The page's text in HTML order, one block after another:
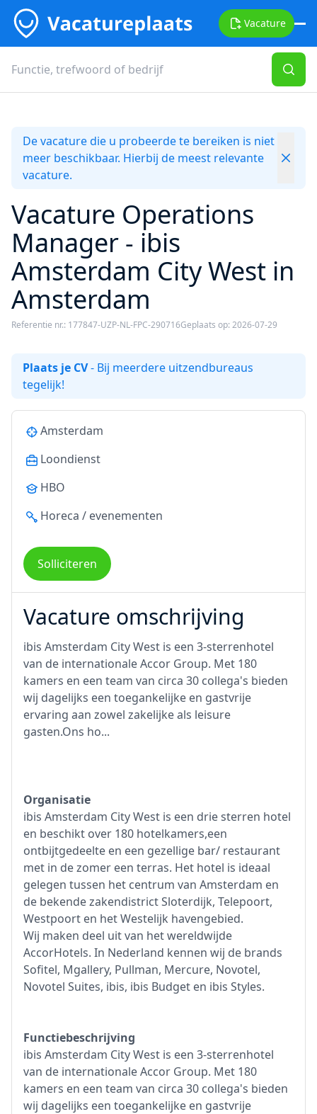
Vacature
De vacature die u probeerde te bereiken is niet
meer beschikbaar. Hierbij de meest relevante
vacature.
Vacature Operations
Manager - ibis
Amsterdam City West in
Amsterdam
Referentie nr.: 177847-UZP-NL-FPC-290716Geplaats op: 2026-07-29
Plaats je CV- Bij meerdere uitzendbureaus
tegelijk!
Amsterdam
Loondienst
HBO
Horeca / evenementen
Solliciteren
Vacature omschrijving
ibis Amsterdam City West is een 3-sterrenhotel
van de internationale Accor Group. Met 180
kamers en een team van circa 30 collega's bieden
wij dagelijks een toegankelijke en gastvrije
ervaring aan zowel zakelijke als leisure
gasten.Ons ho...
Organisatie
ibis Amsterdam City West is een drie sterren hotel
en beschikt over 180 hotelkamers,een
ontbijtgedeelte en een gezellige bar/ restaurant
met in de zomer een terras. Het hotel is ideaal
gelegen tussen het centrum van Amsterdam en
de bekende zakendistrict Sloterdijk, Telepoort,
Westpoort en het Westelijk havengebied.
Wij maken deel uit van het wereldwijde
AccorHotels. In Nederland kennen wij de brands
Sofitel, Mgallery, Pullman, Mercure, Novotel,
Novotel Suites, ibis, ibis Budget en ibis Styles.
Functiebeschrijving
ibis Amsterdam City West is een 3-sterrenhotel
van de internationale Accor Group. Met 180
kamers en een team van circa 30 collega's bieden
wij dagelijks een toegankelijke en gastvrije